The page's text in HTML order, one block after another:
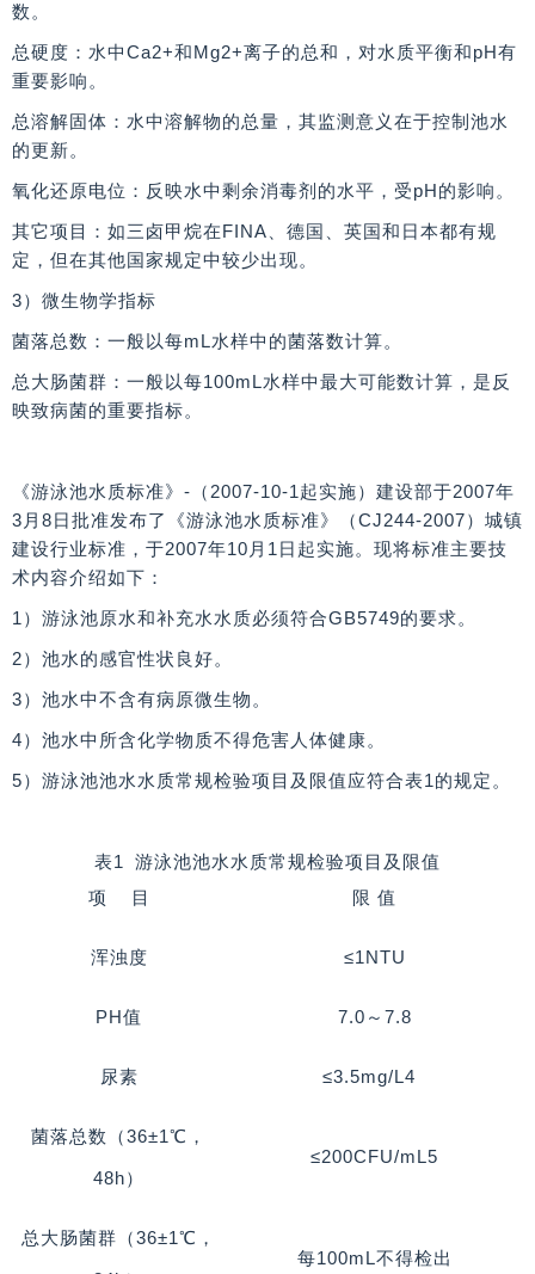
数。
总硬度：水中Ca2+和Mg2+离子的总和，对水质平衡和pH有
重要影响。
总溶解固体：水中溶解物的总量，其监测意义在于控制池水
的更新。
氧化还原电位：反映水中剩余消毒剂的水平，受pH的影响。
其它项目：如三卤甲烷在FINA、德国、英国和日本都有规
定，但在其他国家规定中较少出现。
3）微生物学指标
菌落总数：一般以每mL水样中的菌落数计算。
总大肠菌群：一般以每100mL水样中最大可能数计算，是反
映致病菌的重要指标。
《游泳池水质标准》-（2007-10-1起实施）建设部于2007年
3月8日批准发布了《游泳池水质标准》（CJ244-2007）城镇
建设行业标准，于2007年10月1日起实施。现将标准主要技
术内容介绍如下：
1）游泳池原水和补充水水质必须符合GB5749的要求。
2）池水的感官性状良好。
3）池水中不含有病原微生物。
4）池水中所含化学物质不得危害人体健康。
5）游泳池池水水质常规检验项目及限值应符合表1的规定。
表1 游泳池池水水质常规检验项目及限值
项 目
限 值
浑浊度 ≤1NTU
PH值 7.0～7.8
尿素 ≤3.5mg/L4
菌落总数（36±1℃，
48h）
≤200CFU/mL5
总大肠菌群（36±1℃，
每100mL不得检出